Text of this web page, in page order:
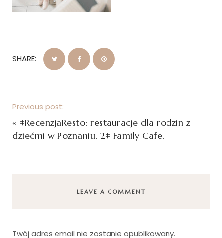
SHARE:
Previous post:
« #RecenzjaResto: restauracje dla rodzin z
dziećmi w Poznaniu. 2# Family Cafe.
LEAVE A COMMENT
Twój adres email nie zostanie opublikowany.